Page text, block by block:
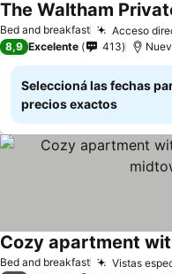
Bed and breakfast Acceso
8,9 Excelente 413
Seleccioná las fechas
precios exactos
Bed and breakfast Vistas